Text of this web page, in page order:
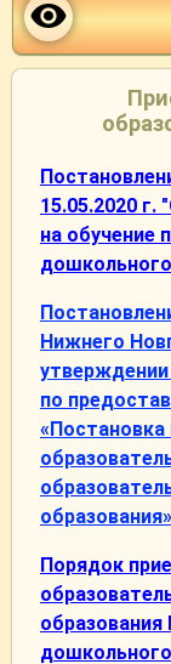
15.05.2020
на обучение
Нижнего
по
«Постановка
образования»
Порядок